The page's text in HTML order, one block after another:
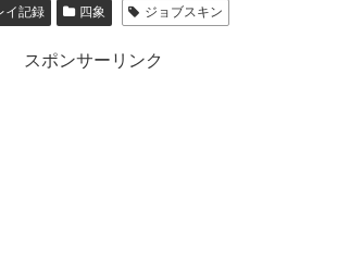
イ記録 四象 ジョブスキン
スポンサーリンク